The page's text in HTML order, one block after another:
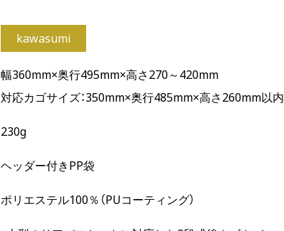
kawasumi
幅360mm×奥行495mm×高さ270～420mm
対応カゴサイズ：350mm×奥行485mm×高さ260mm以内
230g
ヘッダー付きPP袋
ポリエステル100％（PUコーティング）